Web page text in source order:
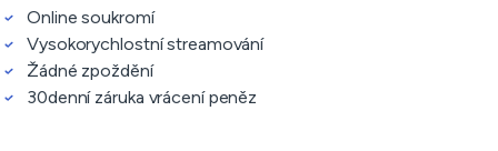
Online soukromí
Vysokorychlostní streamování
Žádné zpoždění
30denní záruka vrácení peněz